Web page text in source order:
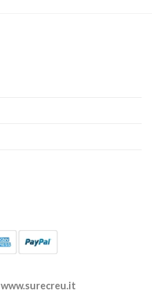
www.surecreu.it